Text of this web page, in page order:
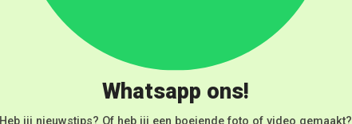
Whatsapp ons!